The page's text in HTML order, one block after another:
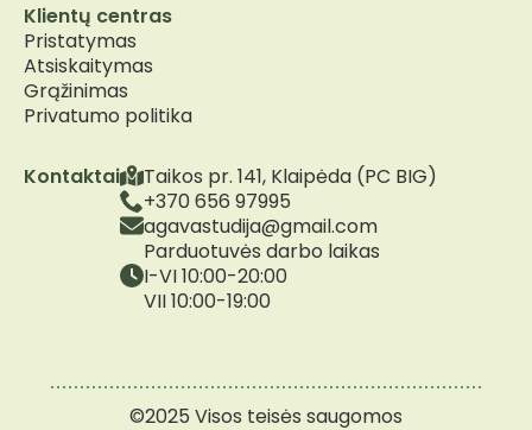
Kontaktai
Taikos pr. 141, Klaipėda (PC BIG)
+370 656 97995
agavastudija@gmail.com
Parduotuvės darbo laikas
I-VI 10:00-20:00
VII 10:00-19:00
Klientų centras
Pristatymas
Atsiskaitymas
Grąžinimas
Privatumo politika
©2025 Visos teisės saugomos